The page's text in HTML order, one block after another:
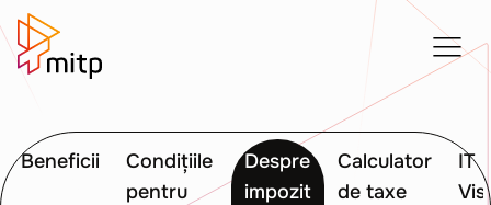
Beneficii
Condițiile
pentru
Despre
impozit
Calculator
de taxe
IT